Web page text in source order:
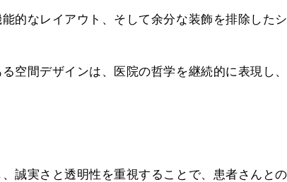
的なレイアウト、そして余分な装飾を排除した
空間デザインは、医院の哲学を継続的に表現し
誠実さと透明性を重視することで、患者さんと